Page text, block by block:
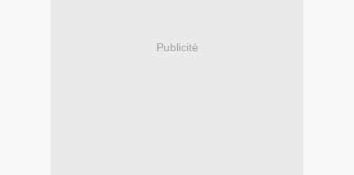
Publicité